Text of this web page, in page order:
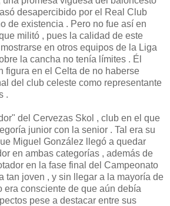
desapercibido por el Real Club
de existencia . Pero no fue así en
militó , pues la calidad de este
en otros equipos de la Liga
la cancha no tenía límites . Él
figura en el Celta de no haberse
del club celeste como representante
.
del Cervezas Skol , club en el que
junior con la senior . Tal era su
Miguel González llegó a quedar
en ambas categorías , además de
en la fase final del Campeonato
tan joven , y sin llegar a la mayoría de
era consciente de que aún debía
pese a destacar entre sus